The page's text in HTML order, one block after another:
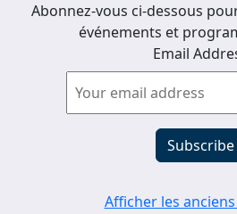
Abonnez-vous ci-dessous
événements et
Email
Afficher les